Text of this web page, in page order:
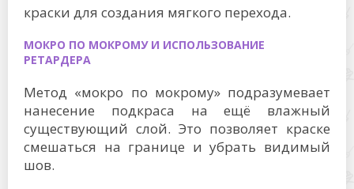
краски для создания мягкого перехода.
МОКРО ПО МОКРОМУ И ИСПОЛЬЗОВАНИЕ
РЕТАРДЕРА
Метод «мокро по мокрому» подразумевает
нанесение подкраса на ещё влажный
существующий слой. Это позволяет краске
смешаться на границе и убрать видимый
шов.